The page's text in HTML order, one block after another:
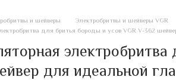
и шейверы
Электробритвы и шейверы VGR
для бритья бороды и усов VGR V-362
для идеальной